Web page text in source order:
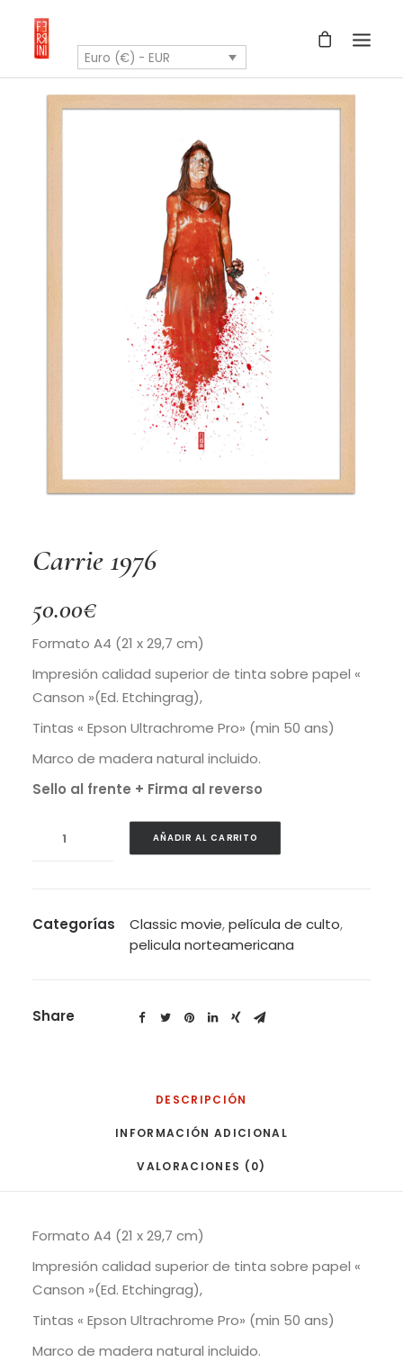
Carrie 1976
50.00€
Formato A4 (21 x 29,7 cm)
Impresión calidad superior de tinta sobre papel «
Canson »(Ed. Etchingrag),
Tintas « Epson Ultrachrome Pro» (min 50 ans)
Marco de madera natural incluido.
Sello al frente + Firma al reverso
AÑADIR AL CARRITO
Euro (€) - EUR
Categorías Classic movie,película de culto,
pelicula norteamericana
Share
DESCRIPCIÓN
INFORMACIÓN ADICIONAL
VALORACIONES (0)
Formato A4 (21 x 29,7 cm)
Impresión calidad superior de tinta sobre papel «
Canson »(Ed. Etchingrag),
Tintas « Epson Ultrachrome Pro» (min 50 ans)
Marco de madera natural incluido.